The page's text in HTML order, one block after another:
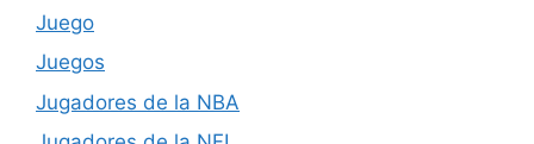
Juego
Juegos
Jugadores de la NBA